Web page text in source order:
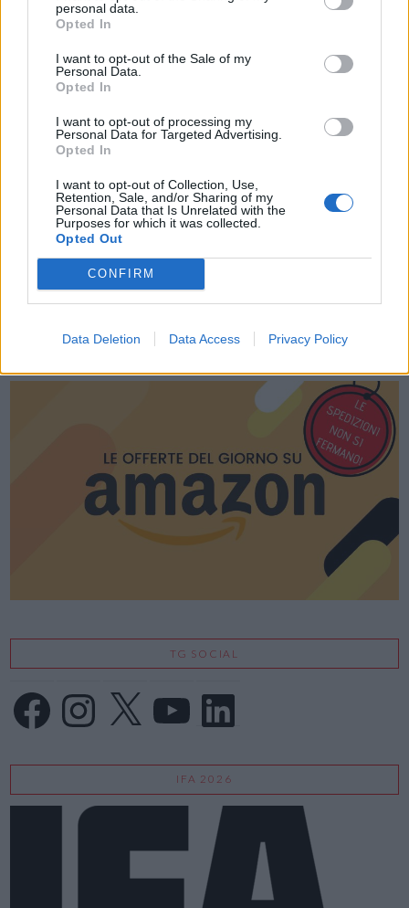
personal data.
Opted In
I want to opt-out of the Sale of my
Personal Data.
Opted In
I want to opt-out of processing my
Personal Data for Targeted Advertising.
Opted In
I want to opt-out of Collection, Use,
Retention, Sale, and/or Sharing of my
Personal Data that Is Unrelated with the
Purposes for which it was collected.
Opted Out
CONFIRM
Data Deletion Data Access Privacy Policy
Acconsento al trattamento dei dati personali ( Info Privacy
TG SOCIAL
FacebookInstagram
X LinkedIn
IFA 2026